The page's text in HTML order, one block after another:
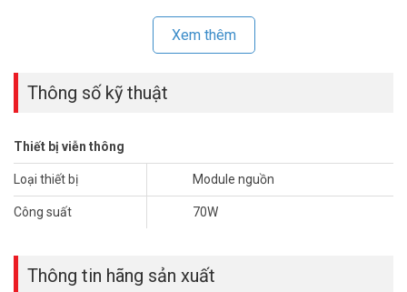
công việc của bạn. Hãy đến với Vũ Hoàng Telecom ngay hôm nay
để sở hữu giải pháp nguồn điện mạnh mẽ và bền bỉ. Đảm bảo hệ
*** Xem thêm: Thiết bị mạng Ruijie giá tốt nhất hiện nay
Thông số kỹ thuật DC Power Module
Ruijie RG-PD70I
– DC power module for RG-S5750C-28GT4XS-H, RG-
S5750C28SFP4XS-H, RG-S5750C-48GT4XS-H.
– Bảo hành: 3 năm.
Xem thêm
Thông số kỹ thuật
Thiết bị viễn thông
Loại thiết bị Module nguồn
Công suất 70W
Thông tin hãng sản xuất